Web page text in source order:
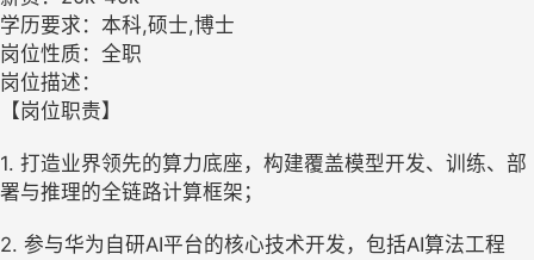
学历要求：本科,硕士,博士
岗位性质：全职
岗位描述：
【岗位职责】
1. 打造业界领先的算力底座，构建覆盖模型开发、训练、部
署与推理的全链路计算框架；
2. 参与华为自研AI平台的核心技术开发，包括AI算法工程